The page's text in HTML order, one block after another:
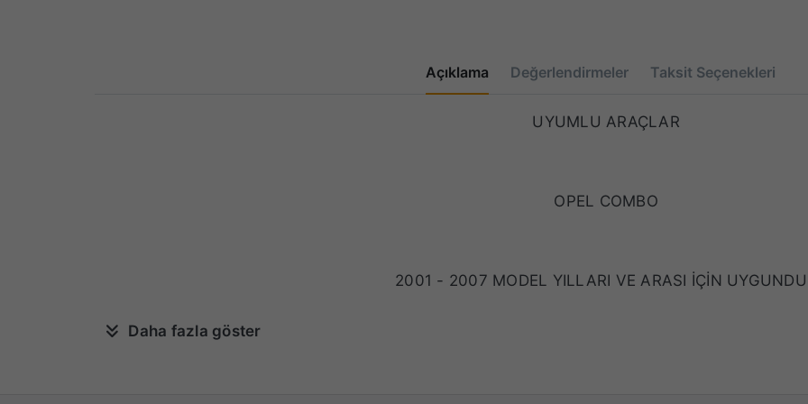
Açıklama Değerlendirmeler Taksit Seçenekleri
UYUMLU ARAÇLAR
OPEL COMBO
2001 - 2007 MODEL YILLARI VE ARASI İÇİN
Daha fazla göster